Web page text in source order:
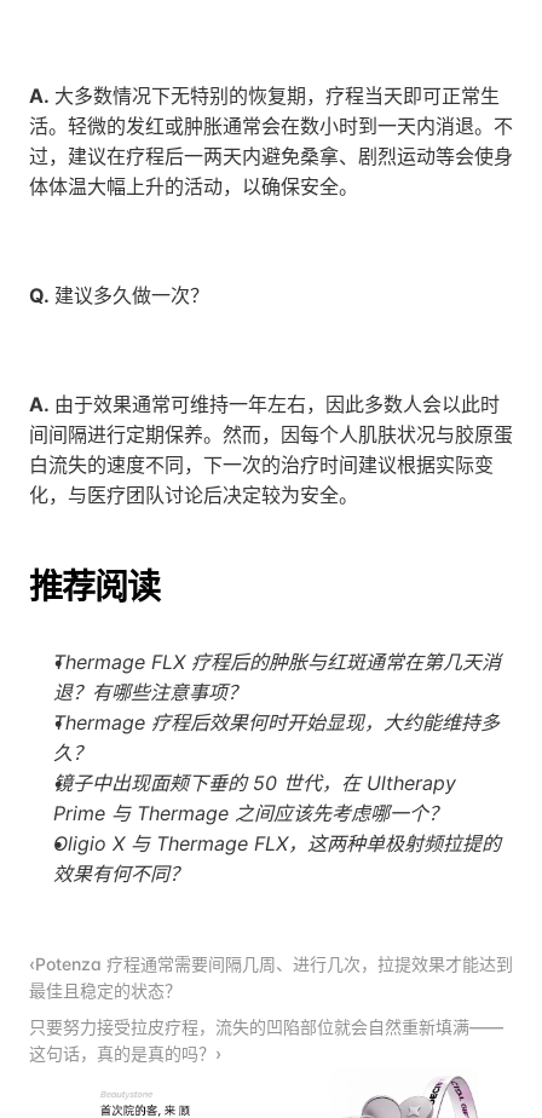
A. 大多数情况下无特别的恢复期，疗程当天即可正常生
活。轻微的发红或肿胀通常会在数小时到一天内消退。不
过，建议在疗程后一两天内避免桑拿、剧烈运动等会使身
体体温大幅上升的活动，以确保安全。
Q. 建议多久做一次？
A. 由于效果通常可维持一年左右，因此多数人会以此时
间间隔进行定期保养。然而，因每个人肌肤状况与胶原蛋
白流失的速度不同，下一次的治疗时间建议根据实际变
化，与医疗团队讨论后决定较为安全。
推荐阅读
Thermage FLX 疗程后的肿胀与红斑通常在第几天消
退？有哪些注意事项？
Thermage 疗程后效果何时开始显现，大约能维持多
久？
镜子中出现面颊下垂的 50 世代，在 Ultherapy
Prime 与 Thermage 之间应该先考虑哪一个？
Oligio X 与 Thermage FLX，这两种单极射频拉提的
效果有何不同？
‹Potenza 疗程通常需要间隔几周、进行几次，拉提效果才能达到
最佳且稳定的状态？
只要努力接受拉皮疗程，流失的凹陷部位就会自然重新填满——
这句话，真的是真的吗？›